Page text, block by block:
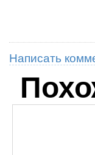
Написать